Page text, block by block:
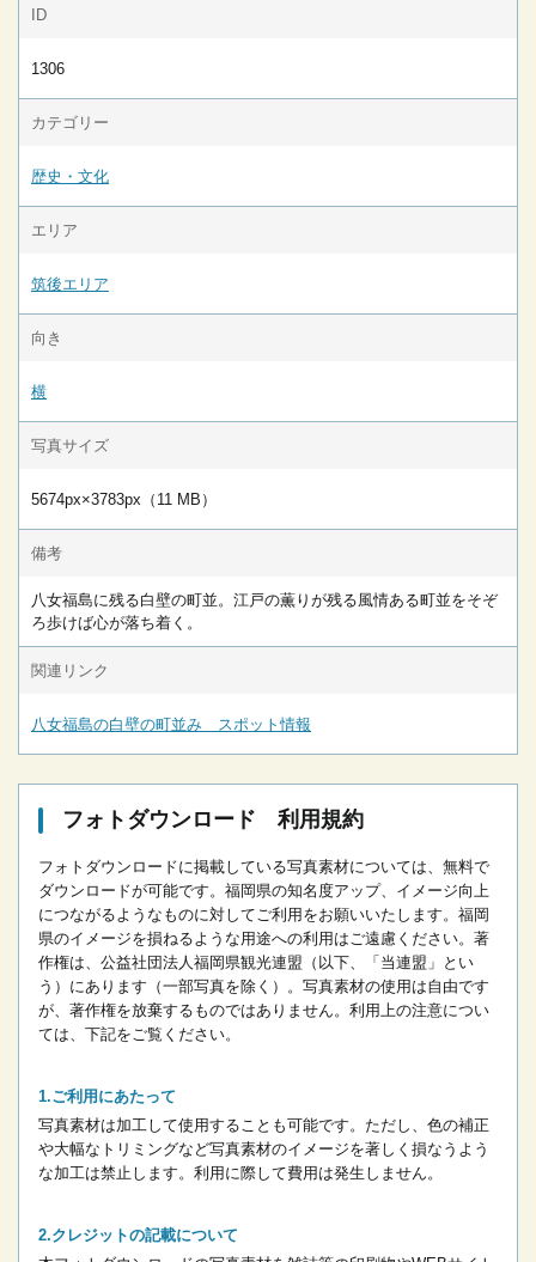
ID
1306
カテゴリー
歴史・文化
エリア
筑後エリア
向き
横
写真サイズ
5674px×3783px（11 MB）
備考
八女福島に残る白壁の町並。江戸の薫りが残る風情ある町並をそぞ
ろ歩けば心が落ち着く。
関連リンク
八女福島の白壁の町並み スポット情報
フォトダウンロード 利用規約
フォトダウンロードに掲載している写真素材については、無料で
ダウンロードが可能です。 福岡県の知名度アップ、イメージ向上
につながるようなものに対してご利用をお願いいたします。 福岡
県のイメージを損ねるような用途への利用はご遠慮ください。 著
作権は、公益社団法人福岡県観光連盟（以下、「当連盟」とい
う）にあります（一部写真を除く）。写真素材の使用は自由です
が、著作権を放棄するものではありません。 利用上の注意につい
ては、下記をご覧ください。
ご利用にあたって
写真素材は加工して使用することも可能です。ただし、色の補正
や大幅なトリミングなど写真素材のイメージを著しく損なうよう
な加工は禁止します。 利用に際して費用は発生しません。
クレジットの記載について